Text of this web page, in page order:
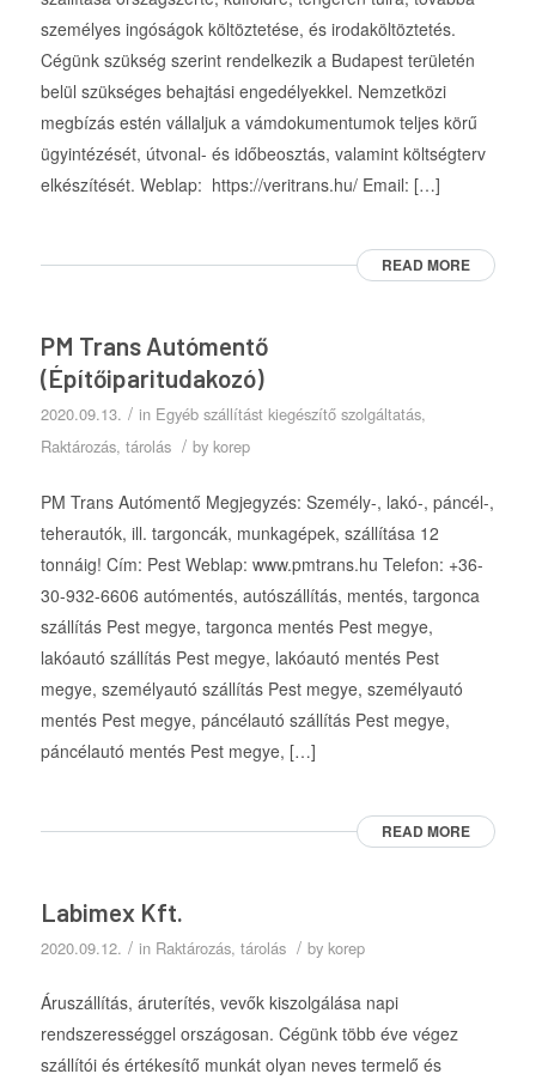
személyes ingóságok költöztetése, és irodaköltöztetés.
Cégünk szükség szerint rendelkezik a Budapest területén
belül szükséges behajtási engedélyekkel. Nemzetközi
megbízás estén vállaljuk a vámdokumentumok teljes körű
ügyintézését, útvonal- és időbeosztás, valamint költségterv
elkészítését. Weblap: https://veritrans.hu/ Email: […]
READ MORE
PM Trans Autómentő
(Építőiparitudakozó)
2020.09.13. / in Egyéb szállítást kiegészítő szolgáltatás,
Raktározás, tárolás / by korep
PM Trans Autómentő Megjegyzés: Személy-, lakó-, páncél-,
teherautók, ill. targoncák, munkagépek, szállítása 12
tonnáig! Cím: Pest Weblap: www.pmtrans.hu Telefon: +36-
30-932-6606 autómentés, autószállítás, mentés, targonca
szállítás Pest megye, targonca mentés Pest megye,
lakóautó szállítás Pest megye, lakóautó mentés Pest
megye, személyautó szállítás Pest megye, személyautó
mentés Pest megye, páncélautó szállítás Pest megye,
páncélautó mentés Pest megye, […]
READ MORE
Labimex Kft.
2020.09.12. / in Raktározás, tárolás / by korep
Áruszállítás, áruterítés, vevők kiszolgálása napi
rendszerességgel országosan. Cégünk több éve végez
szállítói és értékesítő munkát olyan neves termelő és